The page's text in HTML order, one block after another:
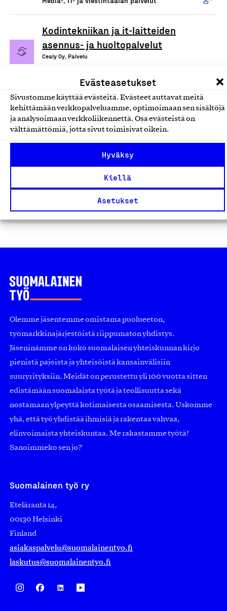
Evästeasetukset
Sivustomme käyttää evästeitä. Evästeet auttavat meitä
kehittämään verkkopalveluamme, optimoimaan sen sisältöjä
ja analysoimaan verkkoliikennettä. Osa evästeistä on
välttämättömiä, jotta sivut toimisivat oikein.
Hyväksy
Kiellä
Asetukset
Kodintekniikan ja it-laitteiden
asennus- ja huoltopalvelut
Cealy Oy, Palvelu
Digitaaliset
ulkomainontapalvelut
Medialiiga Oy, Palvelu
Mainospalvelut
Kärkimedia Oy, Palvelu
Media-, IT- ja viestintäalan palvelut
Olemme jäsentemme omistama puolueeton,
työmarkkinajärjestöistä riippumaton yhdistys.
Jäseninämme on koko suomalaisen yhteiskunnan kirjo
pienistä pajoista ja yhteisöistä kansainvälisiin
suuryrityksiin. Meidät on perustettu yli 100 vuotta sitten
edistämään suomalaista työtä ja teollisuutta sekä
nostamaan ylpeyttä kotimaisesta osaamisesta. Uskomme
yhä, että työ yhdistää ihmisiä ja rakentaa vahvaa,
elinvoimaista yhteiskuntaa. Me rakastamme työtä!
Sanoimmeko sen jo?
Suomalainen työ ry
Eteläranta 14,
00130 Helsinki
Finland
asiakaspalvelu@suomalainentyo.fi
laskutus@suomalainentyo.fi